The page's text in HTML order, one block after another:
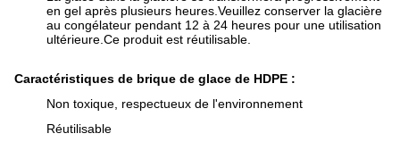
en gel après plusieurs heures.Veuillez conserver la glacière
au congélateur pendant 12 à 24 heures pour une utilisation
ultérieure.Ce produit est réutilisable.
Caractéristiques de brique de glace de HDPE :
Non toxique, respectueux de l'environnement
Réutilisable